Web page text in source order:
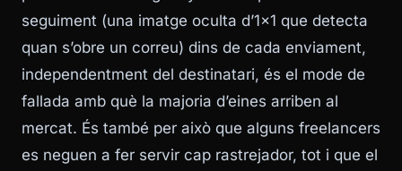
seguiment (una imatge oculta d’1x1 que detecta
quan s’obre un correu) dins de cada enviament,
independentment del destinatari, és el mode de
fallada amb què la majoria d’eines arriben al
mercat. És també per això que alguns freelancers
es neguen a fer servir cap rastrejador, tot i que el